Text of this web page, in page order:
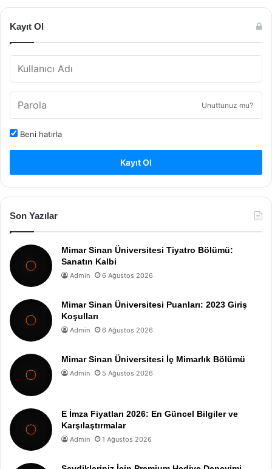
Kayıt Ol
Unuttunuz mu?
Beni hatırla
Kayıt Ol
Son Yazılar
Mimar Sinan Üniversitesi Tiyatro Bölümü:
Sanatın Kalbi
Admin 6 Ağustos 2026
Mimar Sinan Üniversitesi Puanları: 2023 Giriş
Koşulları
Admin 6 Ağustos 2026
Mimar Sinan Üniversitesi İç Mimarlık Bölümü
Admin 5 Ağustos 2026
E İmza Fiyatları 2026: En Güncel Bilgiler ve
Karşılaştırmalar
Admin 1 Ağustos 2026